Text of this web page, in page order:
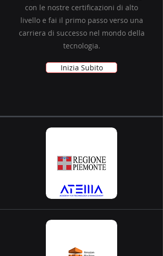
con le nostre certificazioni di alto
livello e fai il primo passo verso una
carriera di successo nel mondo della
tecnologia.
Inizia Subito